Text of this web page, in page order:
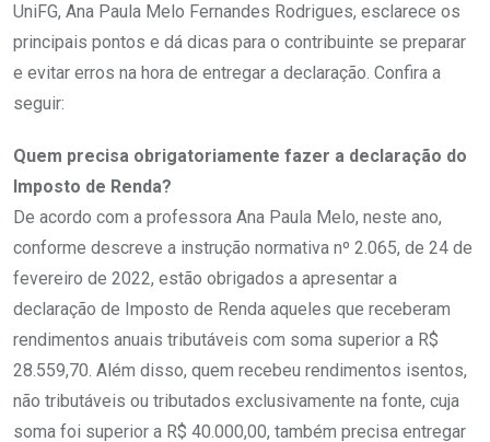
UniFG, Ana Paula Melo Fernandes Rodrigues, esclarece os
principais pontos e dá dicas para o contribuinte se preparar
e evitar erros na hora de entregar a declaração. Confira a
seguir:
Quem precisa obrigatoriamente fazer a declaração do
Imposto de Renda?
De acordo com a professora Ana Paula Melo, neste ano,
conforme descreve a instrução normativa nº 2.065, de 24 de
fevereiro de 2022, estão obrigados a apresentar a
declaração de Imposto de Renda aqueles que receberam
rendimentos anuais tributáveis com soma superior a R$
28.559,70. Além disso, quem recebeu rendimentos isentos,
não tributáveis ou tributados exclusivamente na fonte, cuja
soma foi superior a R$ 40.000,00, também precisa entregar